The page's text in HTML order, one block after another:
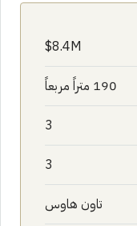
8.4M$
190 متراً مربعاً
3
3
تاون هاوس